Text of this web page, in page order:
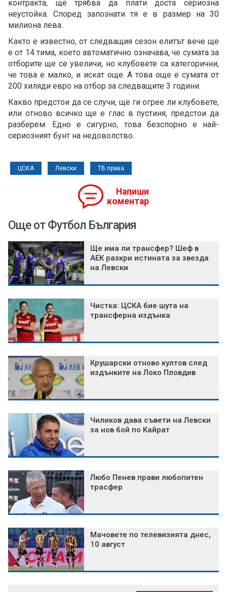
контракта, ще трябва да плати доста сериозна
неустойка. Според запознати тя е в размер на 30
милиона лева.
Както е известно, от следващия сезон елитът вече ще
е от 14 тима, което автоматично означава, че сумата за
отборите ще се увеличи, но клубовете са категорични,
че това е малко, и искат още. А това още е сумата от
200 хиляди евро на отбор за следващите 3 години.
Какво предстои да се случи, ще ги огрее ли клубовете,
или отново всичко ще е глас в пустиня, предстои да
разберем. Едно е сигурно, това безспорно е най-
сериозният бунт на недоволство.
ЦСКА Левски ТВ права
Напиши
коментар
Още от Футбол България
Ще има ли трансфер? Шеф в
АЕК разкри истината за звезда
на Левски
Чистка: ЦСКА бие шута на
трансферна издънка
Крушарски отново култов след
издънките на Локо Пловдив
Чиликов дава съвети на Левски
за нов бой по Кайрат
Любо Пенев прави любопитен
трасфер
Мачовете по телевизията днес,
10 август